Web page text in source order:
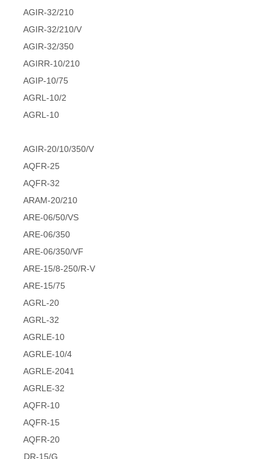
AGIR-32/210
AGIR-32/210/V
AGIR-32/350
AGIRR-10/210
AGIP-10/75
AGRL-10/2
AGRL-10
AGIR-20/10/350/V
AQFR-25
AQFR-32
ARAM-20/210
ARE-06/50/VS
ARE-06/350
ARE-06/350/VF
ARE-15/8-250/R-V
ARE-15/75
AGRL-20
AGRL-32
AGRLE-10
AGRLE-10/4
AGRLE-2041
AGRLE-32
AQFR-10
AQFR-15
AQFR-20
DR-15/G